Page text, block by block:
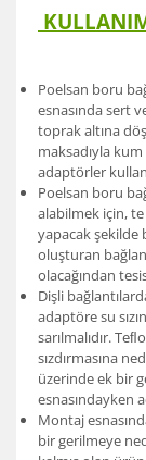
Poelsan boru
esnasında sert
toprak altına
maksadıyla
adaptörler
Poelsan boru
alabilmek için,
yapacak şekilde
oluşturan
olacağından
Dişli
adaptöre su
sarılmalıdır.
sızdırmasına
üzerinde ek bir
esnasındayken
Montaj
bir gerilmeye